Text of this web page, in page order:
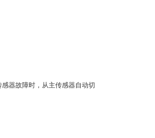
器故障时，从主传感器自动切